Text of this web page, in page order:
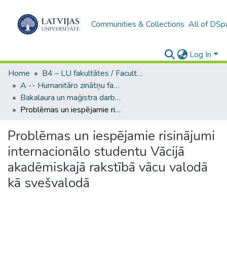
Communities & Collections All of
Log In
Home
B4 – LU fakultātes / Faculties of the UL
A -- Humanitāro zinātņu fakultāte / Faculty of Humanities
Bakalaura un maģistra darbi (HZF) / Bachelor's and Master's theses
Problēmas un iespējamie risinājumi internacionālo studentu Vācijā akadēmiskajā rakstībā vācu valodā kā svešvalodā
Problēmas un iespējamie risinājumi
internacionālo studentu Vācijā
akadēmiskajā rakstībā vācu valodā
kā svešvalodā